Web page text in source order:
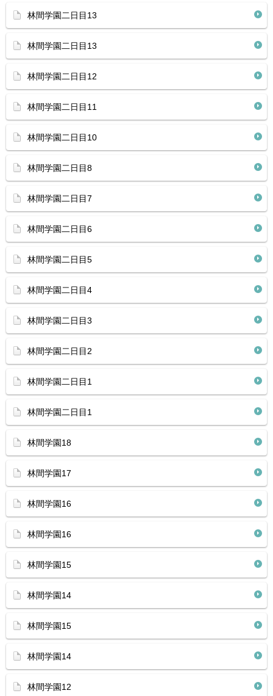
林間学園二日目13
林間学園二日目13
林間学園二日目12
林間学園二日目11
林間学園二日目10
林間学園二日目8
林間学園二日目7
林間学園二日目6
林間学園二日目5
林間学園二日目4
林間学園二日目3
林間学園二日目2
林間学園二日目1
林間学園二日目1
林間学園18
林間学園17
林間学園16
林間学園16
林間学園15
林間学園14
林間学園15
林間学園14
林間学園12